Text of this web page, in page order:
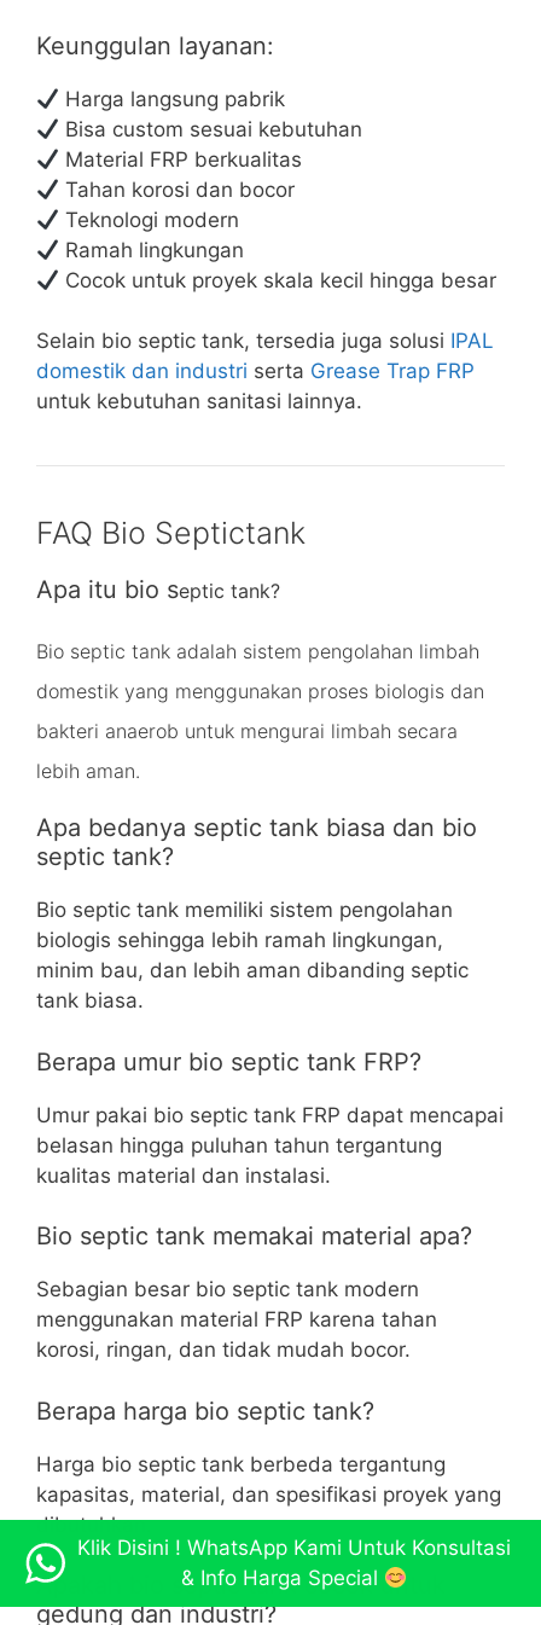
Keunggulan layanan:
Harga langsung pabrik
Bisa custom sesuai kebutuhan
Material FRP berkualitas
Tahan korosi dan bocor
Teknologi modern
Ramah lingkungan
Cocok untuk proyek skala kecil hingga besar
Selain bio septic tank, tersedia juga solusi IPAL
domestik dan industri serta Grease Trap FRP
untuk kebutuhan sanitasi lainnya.
FAQ Bio Septictank
Apa itu bio septic tank?
Bio septic tank adalah sistem pengolahan limbah
domestik yang menggunakan proses biologis dan
bakteri anaerob untuk mengurai limbah secara
lebih aman.
Apa bedanya septic tank biasa dan bio
septic tank?
Bio septic tank memiliki sistem pengolahan
biologis sehingga lebih ramah lingkungan,
minim bau, dan lebih aman dibanding septic
tank biasa.
Berapa umur bio septic tank FRP?
Umur pakai bio septic tank FRP dapat mencapai
belasan hingga puluhan tahun tergantung
kualitas material dan instalasi.
Bio septic tank memakai material apa?
Sebagian besar bio septic tank modern
menggunakan material FRP karena tahan
korosi, ringan, dan tidak mudah bocor.
Berapa harga bio septic tank?
Harga bio septic tank berbeda tergantung
kapasitas, material, dan spesifikasi proyek yang
dibutuhkan.
Apakah bio septic tank cocok untuk
gedung dan industri?
Klik Disini ! WhatsApp Kami Untuk Konsultasi
& Info Harga Special